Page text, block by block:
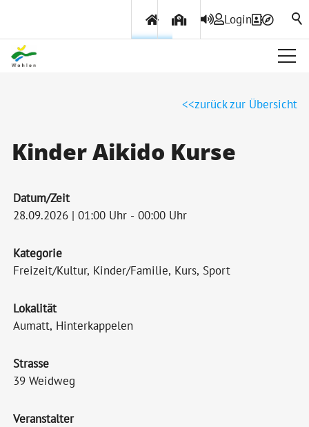
Login
Politik & Verwaltung
Themen & Services
zurück zur Übersicht
Kinder Aikido Kurse
Datum/Zeit
28.09.2026 | 01:00 Uhr - 00:00 Uhr
Kategorie
Freizeit/Kultur, Kinder/Familie, Kurs, Sport
Lokalität
Aumatt, Hinterkappelen
Strasse
39 Weidweg
Veranstalter